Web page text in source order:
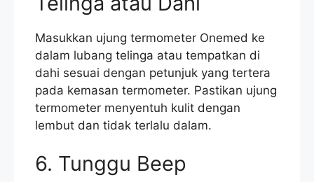
Masukkan ujung termometer Onemed ke
dalam lubang telinga atau tempatkan di
dahi sesuai dengan petunjuk yang tertera
pada kemasan termometer. Pastikan ujung
termometer menyentuh kulit dengan
lembut dan tidak terlalu dalam.
6. Tunggu Beep